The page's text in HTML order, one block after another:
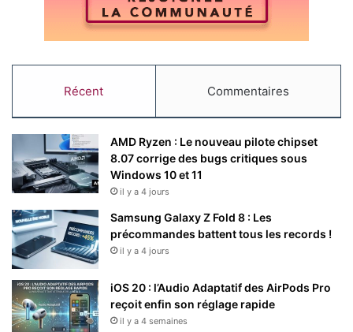
25/05/2025
Télécharger
Notepad(version 11.2504.46.0) reçoit une fonction
«Write» qui permet de générer du texte à partir d’une
invite, comme rédiger un brouillon ou enrichir un contenu
existant. Accessible via
Ctrl+Q ou le menu Copilot
, cette
fonctionnalité s’appuie sur des crédits IA, nécessitant un
compte Microsoft et, pour une utilisation intensive, un
abonnementMicrosoft 365ouCopilot Pro. Bien que
pratique pour les utilisateurs réguliers de Notepad, cette
option peut sembler redondante face aux outils IA gratuits
Récent Commentaires
AMD Ryzen : Le nouveau pilote chipset
8.07 corrige des bugs critiques sous
Windows 10 et 11
il y a 4 jours
Samsung Galaxy Z Fold 8 : Les
précommandes battent tous les records !
il y a 4 jours
iOS 20 : l’Audio Adaptatif des AirPods Pro
reçoit enfin son réglage rapide
il y a 4 semaines